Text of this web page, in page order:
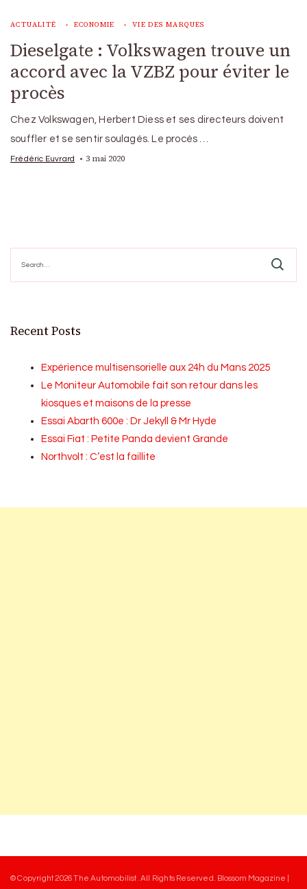
ACTUALITÉ ECONOMIE VIE DES MARQUES
Dieselgate : Volkswagen trouve un
accord avec la VZBZ pour éviter le
procès
Chez Volkswagen, Herbert Diess et ses directeurs doivent
souffler et se sentir soulagés. Le procès …
Frédéric Euvrard 3 mai 2020
for:
Recent Posts
Expérience multisensorielle aux 24h du Mans 2025
Le Moniteur Automobile fait son retour dans les
kiosques et maisons de la presse
Essai Abarth 600e : Dr Jekyll & Mr Hyde
Essai Fiat : Petite Panda devient Grande
Northvolt : C’est la faillite
© Copyright 2026The Automobilist. All Rights Reserved. Blossom Magazine |